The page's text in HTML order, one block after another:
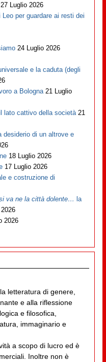
27 Luglio 2026
Leo per guardare ai resti dei
24 Luglio 2026
e la caduta (degli
a Bologna 21 Luglio
lato cattivo della società 21
desiderio di un altrove e
18 Luglio 2026
17 Luglio 2026
e costruzione di
va ne la città dolente… la
2026
letteratura di genere,
e alla riflessione
e filosofica,
immaginario e
a scopo di lucro ed è
Inoltre non è